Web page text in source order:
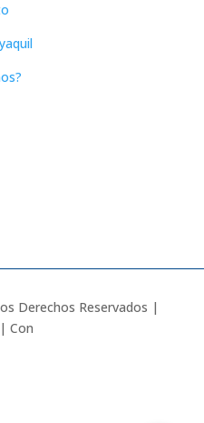
Derechos Reservados |
Con